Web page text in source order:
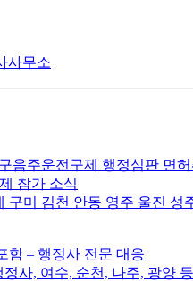
음주운전구제 행정심판 면
참가 소식
미 김천 안동 영주 울진 성
함 – 행정사 전문 대응
사, 여수, 순천, 나주, 광양